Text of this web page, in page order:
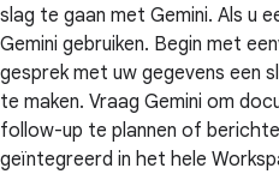
slag te gaan met Gemini. Als u
Gemini gebruiken. Begin met
gesprek met uw gegevens een
te maken. Vraag Gemini om
follow-up te plannen of
geïntegreerd in het hele